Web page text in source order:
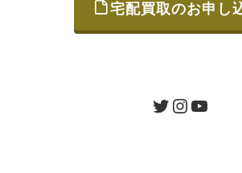
ご発送
宅配買取のお申し
ツイッターインスタグラムユーチューブ